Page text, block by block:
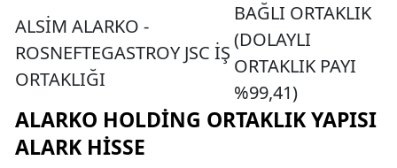
ALSİM ALARKO -
ROSNEFTEGASTROY JSC İŞ
ORTAKLIĞI
BAĞLI ORTAKLIK
(DOLAYLI
ORTAKLIK PAYI
%99,41)
ALARKO HOLDING ORTAKLIK YAPISI
ALARK HISSE